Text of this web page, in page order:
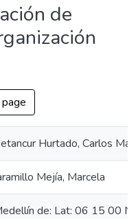
de
Hurtado, Carlos
Mejía, Marcela
de: Lat: 06 15 00 N